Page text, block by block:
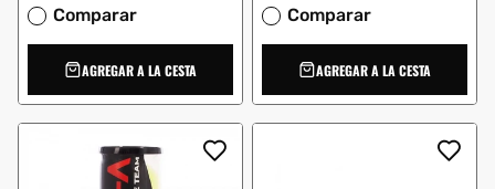
Comparar
AGREGAR A LA CESTA
Comparar
AGREGAR A LA CESTA